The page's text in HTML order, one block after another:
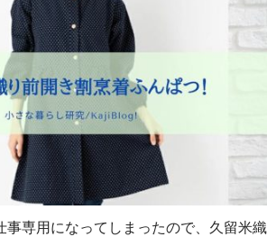
事専用になってしまったので、久留米織